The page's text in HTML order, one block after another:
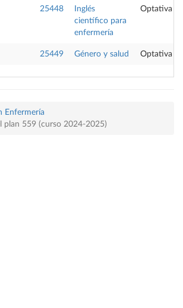
25448
Inglés
científico para
enfermería
Optativa
25449 Género y salud Optativa
Enfermería
plan 559 (curso 2024-2025)